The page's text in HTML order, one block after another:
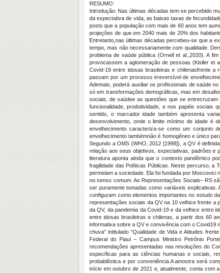
RESUMO:
Introdução: Nas últimas décadas tem-se percebido
da expectativa de vida, as baixas taxas de
posto que a população com mais de 60 anos tem
projeções de que em 2040 mais de 20% dos
Entretanto,nas últimas décadas percebeu-se que a
tempo, mas não necessariamente com qualidade.
problema de saúde pública (Ornell et al.,2020). A
provocassem a aglomeração de pessoas (Kisller et
Covid-19 entre idosas brasileiras e chilenasfrente a
passam por um processo irreversível de
Ademais, poderá auxiliar os profissionais de saúde
só em transformações demográficas, mas em
sociais, de saúdee as questões que se
funcionalidade, produtividade, e nos papéis sociais
sentido, o marcador idade também apresenta
desenvolvimento, onde o limite mínimo de idade é
envelhecimento caracteriza-se como um conjunto
envelhecimento tambémnão é homogêneo e único
Segundo a OMS (WHO, 2012 [1998]), a QV é
relação aos seus objetivos, expectativas, padrões e
literatura aponta ainda que o contexto pandêmico
fragilidade das Políticas Públicas. Neste percurso, a
permeiam a sociedade. Ela foi fundada por
no senso comum. As Representações Sociais– RS
ser puramente tomadas como variáveis
configuram como elementos importantes no estudo
representações sociais da QV na 10 velhice frente a
da QV, da pandemia da Covid-19 e da velhice entre
entre idosas brasileiras e chilenas, a partir dos 60
informativa sobre a QV e convivência com o Covid19
chuva” intitulado “Qualidade de Vida e Atitudes
Federal do Piauí – Campus Ministro Petrônio
recomendações apresentadas nas resoluções do
específicas para as ciências humanas e sociais,
probabilística e por conveniência.A amostra será
início em outubro de 2021 e, atualmente, conta com